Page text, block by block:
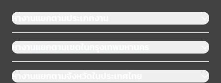
หางานแยกตามประเภทงาน
หางานแยกตามเขตในกรุงเทพมหานคร
หางานแยกตามจังหวัดในประเทศไทย